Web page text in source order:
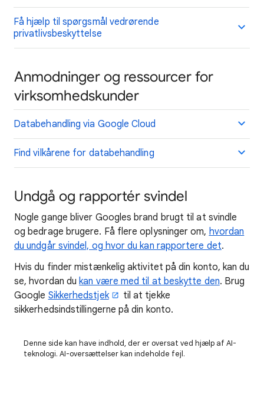
Få hjælp til spørgsmål vedrørende
privatlivsbeskyttelse
Anmodninger og ressourcer for
virksomhedskunder
Databehandling via Google Cloud
Find vilkårene for databehandling
Undgå og rapportér svindel
Nogle gange bliver Googles brand brugt til at svindle
og bedrage brugere. Få flere oplysninger om, hvordan
du undgår svindel, og hvor du kan rapportere det.
Hvis du finder mistænkelig aktivitet på din konto, kan du
se, hvordan dukan være med til at beskytte den. Brug
Google Sikkerhedstjek
til at tjekke
sikkerhedsindstillingerne på din konto.
Denne side kan have indhold, der er oversat ved hjælp af AI-
teknologi. AI-oversættelser kan indeholde fejl.